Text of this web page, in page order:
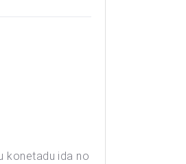
konetadu ida no